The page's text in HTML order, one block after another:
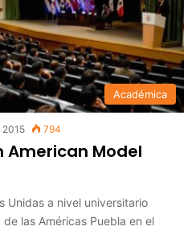
Académica
2015 794
American Model
Unidas a nivel universitario
las Américas Puebla en el